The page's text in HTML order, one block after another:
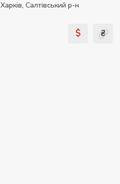
Харків, Салтівський р-н
$ ₴